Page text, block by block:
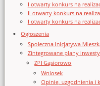
I otwarty konkurs na
II otwarty konkurs na
I otwarty konkurs na
Ogłoszenia
Społeczna Inicjatywa
Zintegrowane plany
ZPI Gąsiorowo
Wniosek
Opinie, uzgodnienia i